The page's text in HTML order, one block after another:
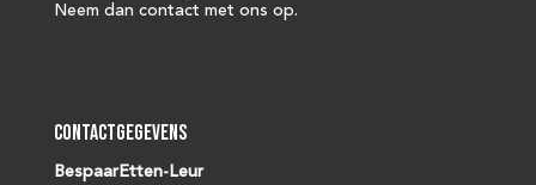
Neem dan contact met ons op.
Contactgegevens
BespaarEtten-Leur